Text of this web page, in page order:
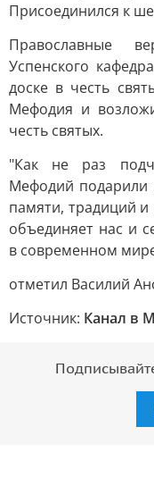
Присоединился к
Православные
Успенского
доске в честь
Мефодия и
честь святых.
"Как не раз
Мефодий подарили
памяти, традиций и
объединяет нас и
в современном
отметил Василий
Источник: Канал в